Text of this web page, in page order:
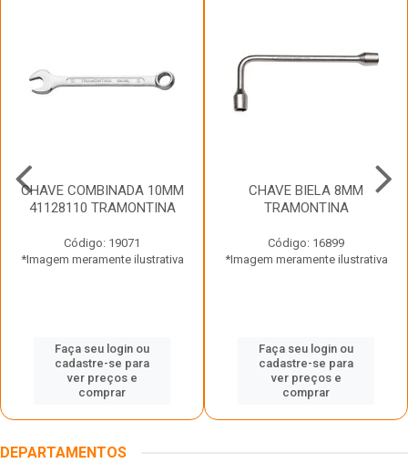
CHAVE COMBINADA 10MM
41128110 TRAMONTINA
Código: 19071
*Imagem meramente ilustrativa
Faça seu login ou
cadastre-se para
ver preços e
comprar
CHAVE BIELA 8MM
TRAMONTINA
Código: 16899
*Imagem meramente ilustrativa
Faça seu login ou
cadastre-se para
ver preços e
comprar
DEPARTAMENTOS